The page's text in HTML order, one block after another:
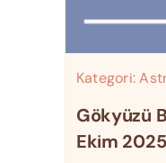
Kategori:
Gökyüzü
Ekim 2025